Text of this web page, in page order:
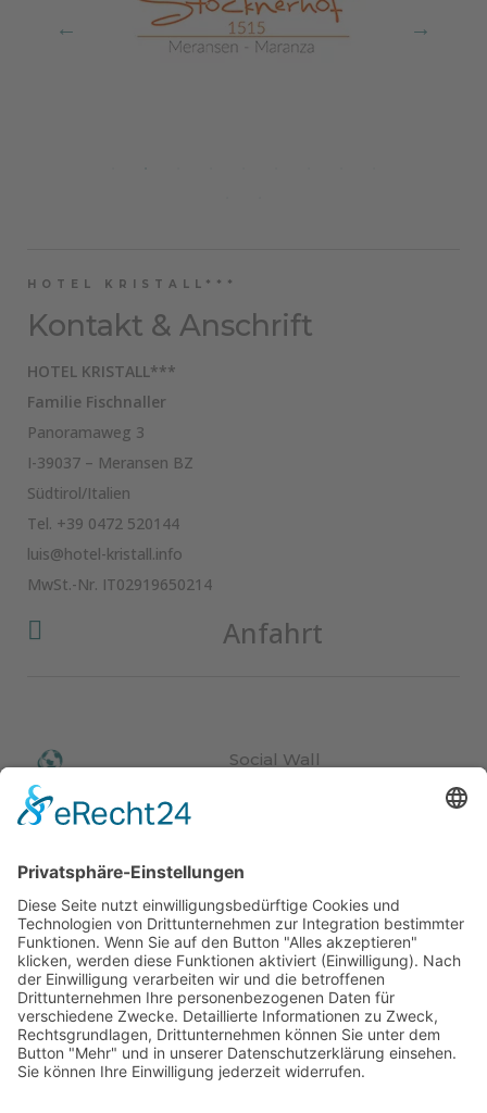
HOTEL KRISTALL***
Kontakt & Anschrift
HOTEL KRISTALL***
Familie Fischnaller
Panoramaweg 3
I-39037 – Meransen BZ
Südtirol/Italien
Tel. +39 0472 520144
luis@hotel-kristall.info
MwSt.-Nr. IT02919650214
 Anfahrt
Social Wall
Video
News
Veranstaltungen
Wetter